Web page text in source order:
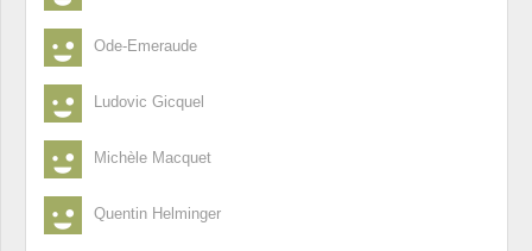
Ode-Emeraude
Ludovic Gicquel
Michèle Macquet
Quentin Helminger